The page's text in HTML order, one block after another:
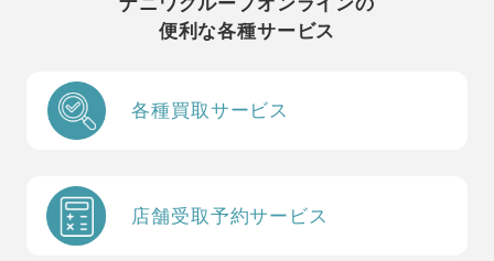
便利な各種サービス
各種買取サービス
店舗受取予約サービス